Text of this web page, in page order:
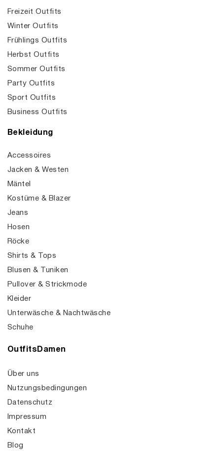
Freizeit Outfits
Winter Outfits
Frühlings Outfits
Herbst Outfits
Sommer Outfits
Party Outfits
Sport Outfits
Business Outfits
Bekleidung
Accessoires
Jacken & Westen
Mäntel
Kostüme & Blazer
Jeans
Hosen
Röcke
Shirts & Tops
Blusen & Tuniken
Pullover & Strickmode
Kleider
Unterwäsche & Nachtwäsche
Schuhe
OutfitsDamen
Über uns
Nutzungsbedingungen
Datenschutz
Impressum
Kontakt
Blog